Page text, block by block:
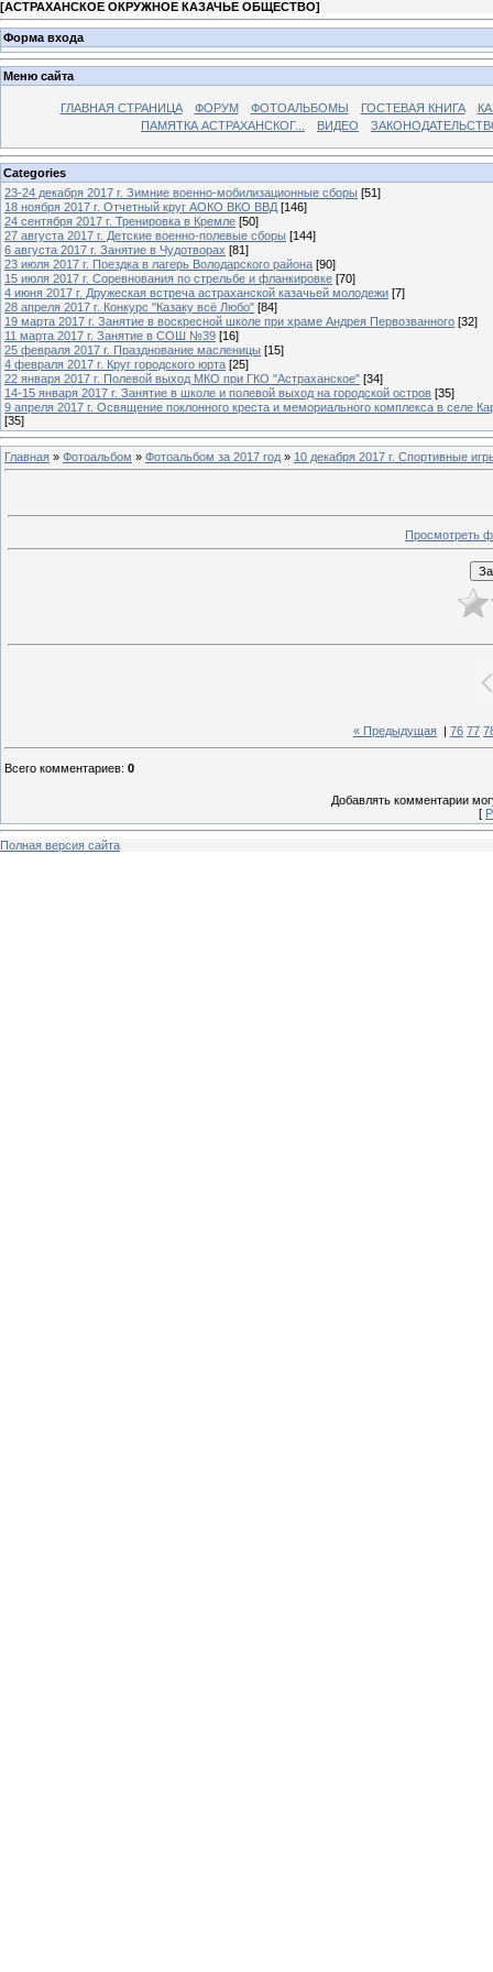
[АСТРАХАНСКОЕ ОКРУЖНОЕ КАЗАЧЬЕ ОБЩЕСТВО]
Форма входа
Меню сайта
ГЛАВНАЯ СТРАНИЦА ФОРУМ ФОТОАЛЬБОМЫ ГОСТЕВАЯ КНИГА
ПАМЯТКА АСТРАХАНСКОГ...
ВИДЕО
Categories
23-24 декабря 2017 г. Зимние военно-мобилизационные сборы [51]
18 ноября 2017 г. Отчетный круг АОКО ВКО ВВД [146]
24 сентября 2017 г. Тренировка в Кремле [50]
27 августа 2017 г. Детские военно-полевые сборы [144]
6 августа 2017 г. Занятие в Чудотворах [81]
23 июля 2017 г. Поездка в лагерь Володарского района [90]
15 июля 2017 г. Соревнования по стрельбе и фланкировке [70]
4 июня 2017 г. Дружеская встреча астраханской казачьей молодежи [7]
28 апреля 2017 г. Конкурс "Казаку всё Любо" [84]
19 марта 2017 г. Занятие в воскресной школе при храме Андрея Первозванного [32]
11 марта 2017 г. Занятие в СОШ №39 [16]
25 февраля 2017 г. Празднование масленицы [15]
4 февраля 2017 г. Круг городского юрта [25]
22 января 2017 г. Полевой выход МКО при ГКО "Астраханское" [34]
14-15 января 2017 г. Занятие в школе и полевой выход на городской остров [35]
9 апреля 2017 г. Освящение поклонного креста и мемориального комплекса в селе
[35]
Главная » Фотоальбом » Фотоальбом за 2017 год » 10 декабря 2017 г. Спортивные
Просмотреть
« Предыдущая 76 77
Всего комментариев: 0
Добавлять комментарии
[
Полная версия сайта